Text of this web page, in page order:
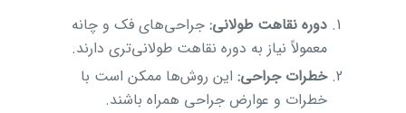
دوره نقاهت طولانی:جراحی‌های فک و چانه
معمولاً نیاز به دوره نقاهت طولانی‌تری دارند.
خطرات جراحی:این روش‌ها ممکن است با
خطرات و عوارض جراحی همراه باشند.